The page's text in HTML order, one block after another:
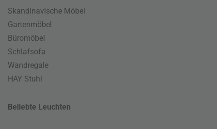
Skandinavische Möbel
Gartenmöbel
Büromöbel
Schlafsofa
Wandregale
HAY Stuhl
Beliebte Leuchten